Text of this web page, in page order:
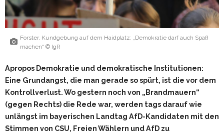
Forster, Kundgebung auf dem Haidplatz: „Demokratie darf auch Spaß
machen“ © IgR
Apropos Demokratie und demokratische Institutionen:
Eine Grundangst, die man gerade so spürt, ist die vor dem
Kontrollverlust. Wo gestern noch von „Brandmauern“
(gegen Rechts) die Rede war, werden tags darauf wie
unlängst im bayerischen Landtag AfD-Kandidaten mit den
Stimmen von CSU, Freien Wählern und AfD zu